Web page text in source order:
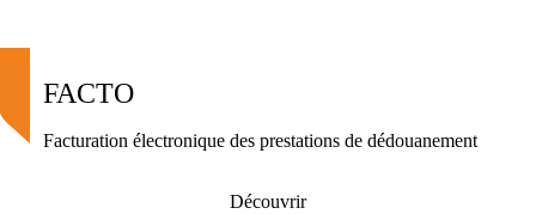
FACTO
Facturation électronique des prestations de dédouanement
Découvrir